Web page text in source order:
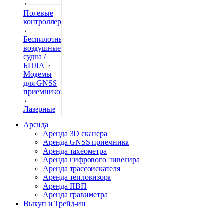
Полевые
контроллеры
Беспилотные
воздушные
судна /
БПЛА
Модемы
для GNSS
приемников
Лазерные
Нивелиры
Теодолиты
Трассоискатели
Неразрушающий
контроль
Аксессуары
Аренда
Аренда 3D сканера
Аренда GNSS приёмника
Аренда тахеометра
Аренда цифрового нивелира
Аренда трассоискателя
Аренда тепловизора
Аренда ПВП
Аренда гравиметра
Выкуп и Трейд-ин